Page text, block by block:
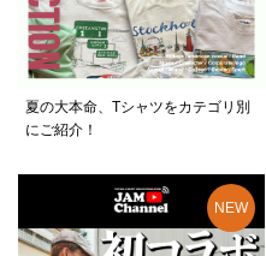
夏の大本命、Tシャツをカテゴリ別
にご紹介！